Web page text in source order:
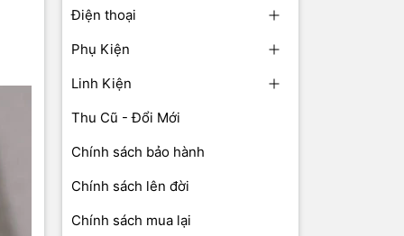
Điện thoại
Phụ Kiện
Linh Kiện
Thu Cũ - Đổi Mới
Chính sách bảo hành
Chính sách lên đời
Chính sách mua lại